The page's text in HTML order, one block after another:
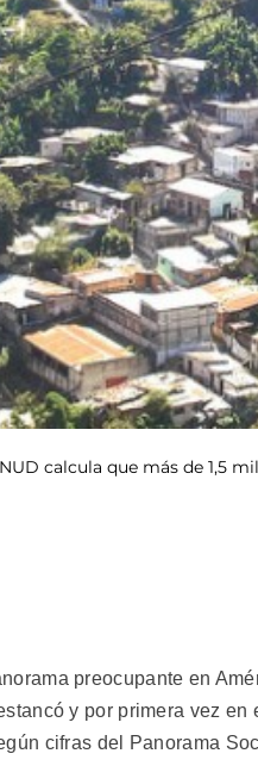
calcula que más de 1,5
preocupante en
y por primera vez en
cifras del Panorama